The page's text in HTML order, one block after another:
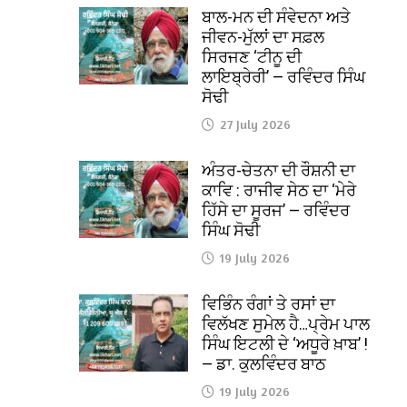
ਬਾਲ-ਮਨ ਦੀ ਸੰਵੇਦਨਾ ਅਤੇ
ਜੀਵਨ-ਮੁੱਲਾਂ ਦਾ ਸਫ਼ਲ
ਸਿਰਜਣ ‘ਟੀਨੂ ਦੀ
ਲਾਇਬ੍ਰੇਰੀ’ — ਰਵਿੰਦਰ ਸਿੰਘ
ਸੋਢੀ
27 July 2026
ਅੰਤਰ-ਚੇਤਨਾ ਦੀ ਰੌਸ਼ਨੀ ਦਾ
ਕਾਵਿ : ਰਾਜੀਵ ਸੇਠ ਦਾ ‘ਮੇਰੇ
ਹਿੱਸੇ ਦਾ ਸੂਰਜ’ — ਰਵਿੰਦਰ
ਸਿੰਘ ਸੋਢੀ
19 July 2026
ਵਿਭਿੰਨ ਰੰਗਾਂ ਤੇ ਰਸਾਂ ਦਾ
ਵਿਲੱਖਣ ਸੁਮੇਲ ਹੈ…ਪ੍ਰੇਮ ਪਾਲ
ਸਿੰਘ ਇਟਲੀ ਦੇ ‘ਅਧੂਰੇ ਖ਼ਾਬ’ !
— ਡਾ. ਕੁਲਵਿੰਦਰ ਬਾਠ
19 July 2026